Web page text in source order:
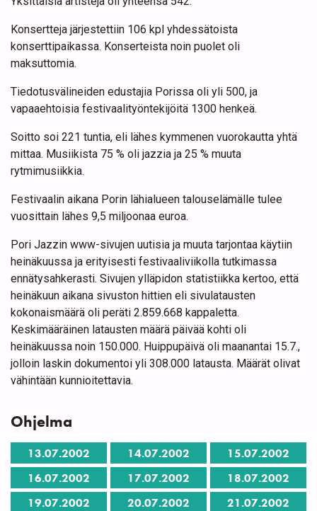
Konsertteja järjestettiin 106 kpl yhdessätoista
konserttipaikassa. Konserteista noin puolet oli
maksuttomia.
Tiedotusvälineiden edustajia Porissa oli yli 500, ja
vapaaehtoisia festivaalityöntekijöitä 1300 henkeä.
Soitto soi 221 tuntia, eli lähes kymmenen vuorokautta yhtä
mittaa. Musiikista 75 % oli jazzia ja 25 % muuta
rytmimusiikkia.
Festivaalin aikana Porin lähialueen talouselämälle tulee
vuosittain lähes 9,5 miljoonaa euroa.
Pori Jazzin www-sivujen uutisia ja muuta tarjontaa käytiin
heinäkuussa ja erityisesti festivaaliviikolla tutkimassa
ennätysahkerasti. Sivujen ylläpidon statistiikka kertoo, että
heinäkuun aikana sivuston hittien eli sivulatausten
kokonaismäärä oli peräti 2.859.668 kappaletta.
Keskimääräinen latausten määrä päivää kohti oli
heinäkuussa noin 150.000. Huippupäivä oli maanantai 15.7.,
jolloin laskin dokumentoi yli 308.000 latausta. Määrät olivat
vähintään kunnioitettavia.
Ohjelma
13.07.2002 14.07.2002
15.07.2002
16.07.2002
17.07.2002
18.07.2002
19.07.2002
20.07.2002 21.07.2002